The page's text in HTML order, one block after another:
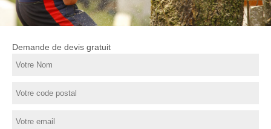
Demande de devis gratuit